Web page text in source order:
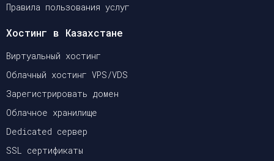
Правила пользования услуг
Хостинг в Казахстане
Виртуальный хостинг
Облачный хостинг VPS/VDS
Зарегистрировать домен
Облачное хранилище
Dedicated сервер
SSL сертификаты